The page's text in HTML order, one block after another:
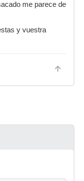
me parece de
y vuestra